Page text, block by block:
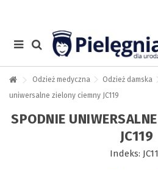
Odzież medyczna Odzież damska
uniwersalne zielony ciemny JC119
SPODNIE
JC119
Indeks: